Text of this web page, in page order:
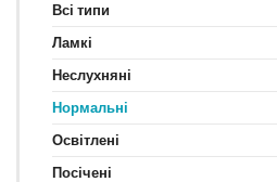
Всі типи
Ламкі
Неслухняні
Нормальні
Освітлені
Посічені